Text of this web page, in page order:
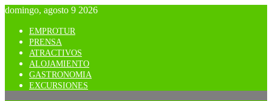
domingo, agosto 9 2026
EMPROTUR
PRENSA
ATRACTIVOS
ALOJAMIENTO
GASTRONOMIA
EXCURSIONES